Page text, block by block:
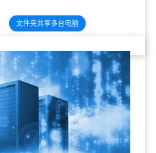
文件夹共享多台电脑